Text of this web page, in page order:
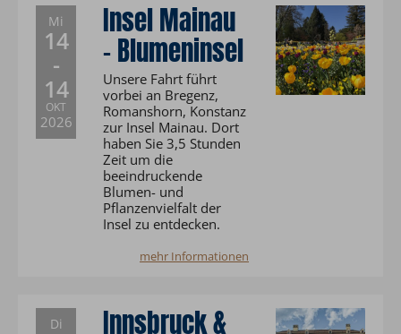
Mi
14
-
14
OKT
2026
Insel Mainau
- Blumeninsel
Unsere Fahrt führt
vorbei an Bregenz,
Romanshorn, Konstanz
zur Insel Mainau. Dort
haben Sie 3,5 Stunden
Zeit um die
beeindruckende
Blumen- und
Pflanzenvielfalt der
Insel zu entdecken.
mehr Informationen
Di Innsbruck &